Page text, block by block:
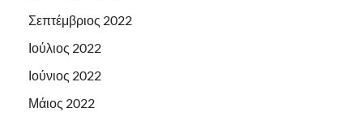
Σεπτέμβριος 2022
Ιούλιος 2022
Ιούνιος 2022
Μάιος 2022